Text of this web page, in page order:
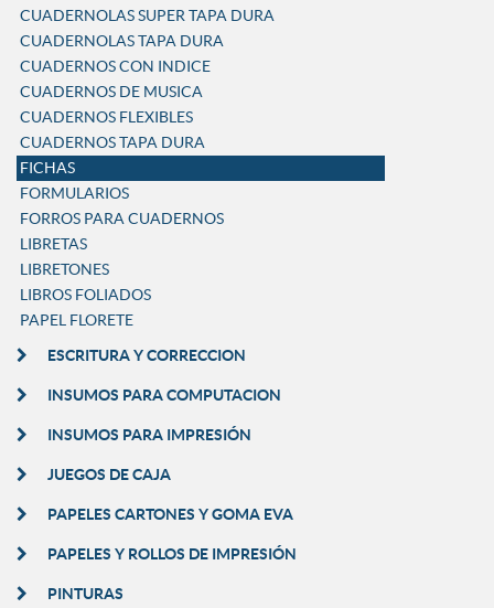
CUADERNOLAS SUPER TAPA DURA
CUADERNOLAS TAPA DURA
CUADERNOS CON INDICE
CUADERNOS DE MUSICA
CUADERNOS FLEXIBLES
CUADERNOS TAPA DURA
FICHAS
FORMULARIOS
FORROS PARA CUADERNOS
LIBRETAS
LIBRETONES
LIBROS FOLIADOS
PAPEL FLORETE
ESCRITURA Y CORRECCION
INSUMOS PARA COMPUTACION
INSUMOS PARA IMPRESIÓN
JUEGOS DE CAJA
PAPELES CARTONES Y GOMA EVA
PAPELES Y ROLLOS DE IMPRESIÓN
PINTURAS